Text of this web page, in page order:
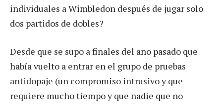
individuales a Wimbledon después de jugar solo
dos partidos de dobles?
Desde que se supo a finales del año pasado que
había vuelto a entrar en el grupo de pruebas
antidopaje (un compromiso intrusivo y que
requiere mucho tiempo y que nadie que no